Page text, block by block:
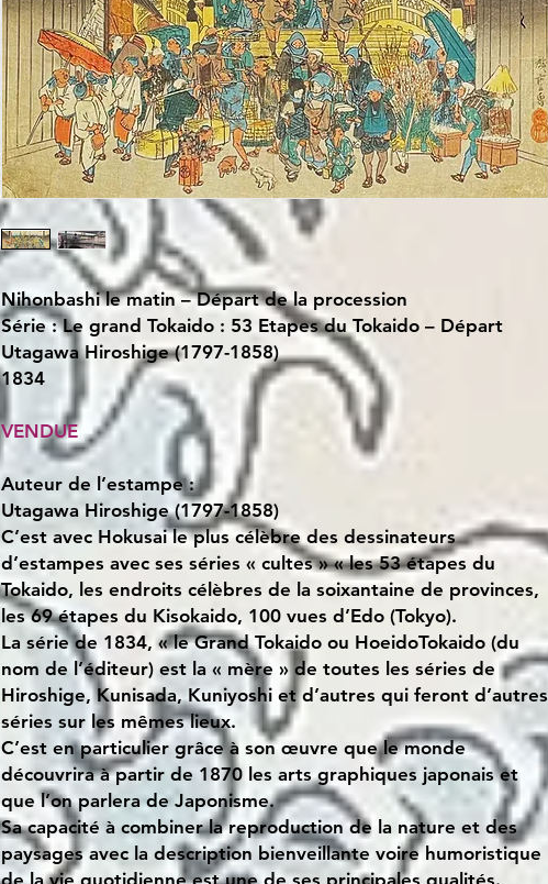
Nihonbashi le matin – Départ de la procession
Série : Le grand Tokaido : 53 Etapes du Tokaido – Départ
Utagawa Hiroshige (1797-1858)
1834
VENDUE
Auteur de l’estampe :
Utagawa Hiroshige (1797-1858)
C’est avec Hokusai le plus célèbre des dessinateurs
d’estampes avec ses séries « cultes » « les 53 étapes du
Tokaido, les endroits célèbres de la soixantaine de provinces,
les 69 étapes du Kisokaido, 100 vues d’Edo (Tokyo).
La série de 1834, « le Grand Tokaido ou HoeidoTokaido (du
nom de l’éditeur) est la « mère » de toutes les séries de
Hiroshige, Kunisada, Kuniyoshi et d’autres qui feront d’autres
séries sur les mêmes lieux.
C’est en particulier grâce à son œuvre que le monde
découvrira à partir de 1870 les arts graphiques japonais et
que l’on parlera de Japonisme.
Sa capacité à combiner la reproduction de la nature et des
paysages avec la description bienveillante voire humoristique
de la vie quotidienne est une de ses principales qualités.